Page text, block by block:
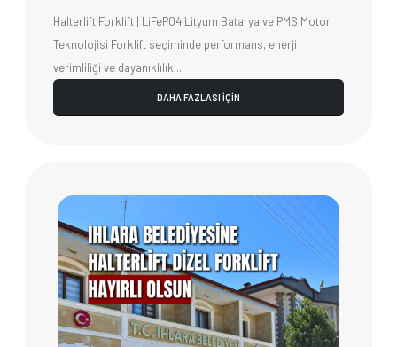
Halterlift Forklift | LiFePO4 Lityum Batarya ve PMS Motor
Teknolojisi Forklift seçiminde performans, enerji
verimliliği ve dayanıklılık...
DAHA FAZLASI İÇİN